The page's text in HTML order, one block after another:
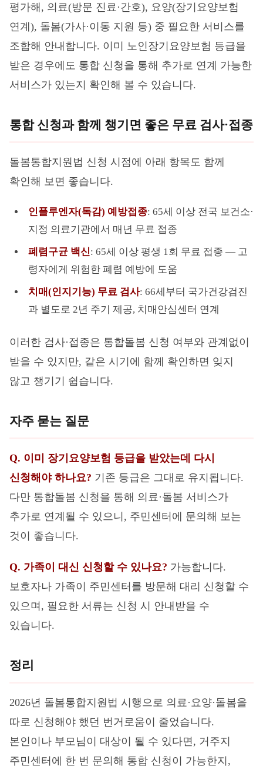
평가해, 의료(방문 진료·간호), 요양(장기요양보험
연계), 돌봄(가사·이동 지원 등) 중 필요한 서비스를
조합해 안내합니다. 이미 노인장기요양보험 등급을
받은 경우에도 통합 신청을 통해 추가로 연계 가능한
서비스가 있는지 확인해 볼 수 있습니다.
통합 신청과 함께 챙기면 좋은 무료 검사·접종
돌봄통합지원법 신청 시점에 아래 항목도 함께
확인해 보면 좋습니다.
인플루엔자(독감) 예방접종: 65세 이상 전국 보건소·
지정 의료기관에서 매년 무료 접종
폐렴구균 백신: 65세 이상 평생 1회 무료 접종 — 고
령자에게 위험한 폐렴 예방에 도움
치매(인지기능) 무료 검사: 66세부터 국가건강검진
과 별도로 2년 주기 제공, 치매안심센터 연계
이러한 검사·접종은 통합돌봄 신청 여부와 관계없이
받을 수 있지만, 같은 시기에 함께 확인하면 잊지
않고 챙기기 쉽습니다.
자주 묻는 질문
Q. 이미 장기요양보험 등급을 받았는데 다시
신청해야 하나요? 기존 등급은 그대로 유지됩니다.
다만 통합돌봄 신청을 통해 의료·돌봄 서비스가
추가로 연계될 수 있으니, 주민센터에 문의해 보는
것이 좋습니다.
Q. 가족이 대신 신청할 수 있나요? 가능합니다.
보호자나 가족이 주민센터를 방문해 대리 신청할 수
있으며, 필요한 서류는 신청 시 안내받을 수
있습니다.
정리
2026년 돌봄통합지원법 시행으로 의료·요양·돌봄을
따로 신청해야 했던 번거로움이 줄었습니다.
본인이나 부모님이 대상이 될 수 있다면, 거주지
주민센터에 한 번 문의해 통합 신청이 가능한지,